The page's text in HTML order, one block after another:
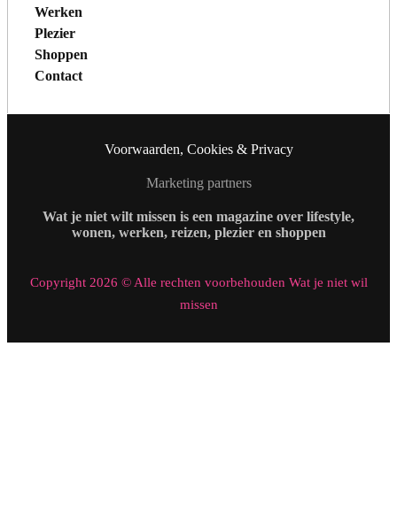
Werken
Plezier
Shoppen
Contact
Voorwaarden, Cookies & Privacy
Marketing partners
Wat je niet wilt missen is een magazine over lifestyle,
wonen, werken, reizen, plezier en shoppen
Copyright 2026 © Alle rechten voorbehouden Wat je niet wil
missen